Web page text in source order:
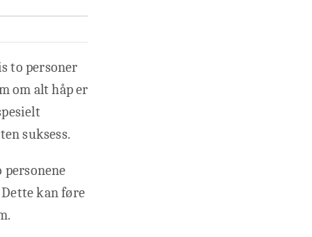
to personer
om alt håp er
suksess.
personene
Dette kan føre